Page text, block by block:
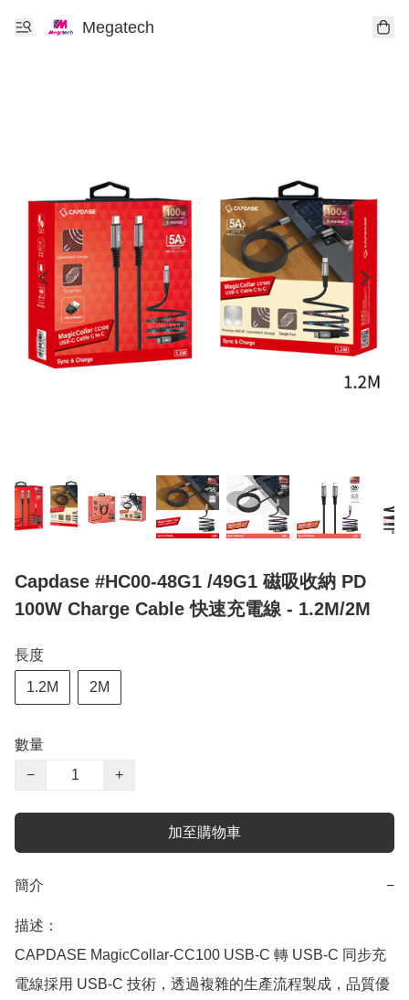
Megatech
Capdase #HC00-48G1 /49G1 磁吸收納 PD
100W Charge Cable 快速充電線 - 1.2M/2M
長度
1.2M 2M
數量
−
+
加至購物車
簡介 −
描述：
CAPDASE MagicCollar-CC100 USB-C 轉 USB-C 同步充
電線採用 USB-C 技術，透過複雜的生產流程製成，品質優